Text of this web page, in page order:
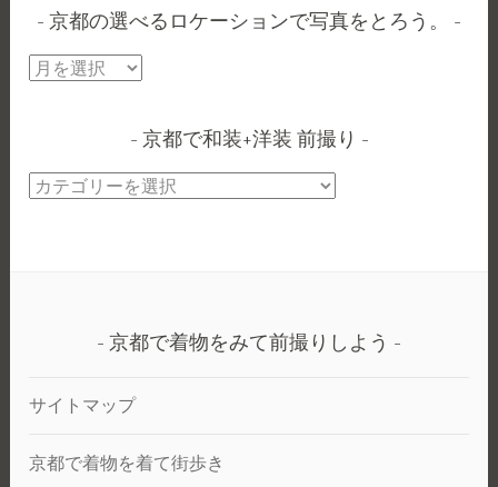
京都の選べるロケーションで写真をとろう。
京
べ
る
で
真
京都で和装+洋装 前撮り
京
撮
京都で着物をみて前撮りしよう
サイトマップ
京都で着物を着て街歩き